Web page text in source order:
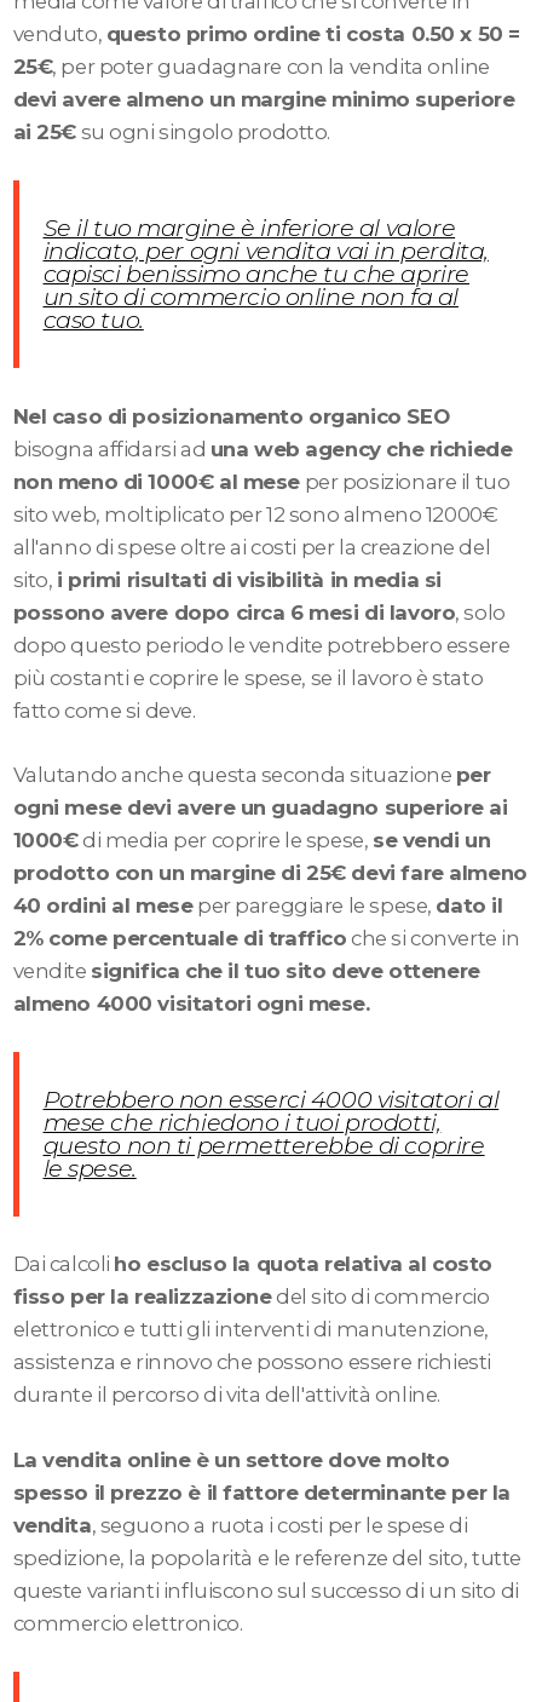
venduto, questo primo ordine ti costa 0.50 x 50 =
25€, per poter guadagnare con la vendita online
devi avere almeno un margine minimo superiore
ai 25€su ogni singolo prodotto.
Se il tuo margine è inferiore al valore
indicato, per ogni vendita vai in perdita,
capisci benissimo anche tu che aprire
un sito di commercio online non fa al
caso tuo.
Nel caso di posizionamento organico SEO
bisogna affidarsi ad una web agency che richiede
non meno di 1000€ al mese per posizionare il tuo
sito web, moltiplicato per 12 sono almeno 12000€
all'anno di spese oltre ai costi per la creazione del
sito, i primi risultati di visibilità in media si
possono avere dopo circa 6 mesi di lavoro, solo
dopo questo periodo le vendite potrebbero essere
più costanti e coprire le spese, se il lavoro è stato
fatto come si deve.
Valutando anche questa seconda situazione per
ogni mese devi avere un guadagno superiore ai
1000€di media per coprire le spese, se vendi un
prodotto con un margine di 25€ devi fare almeno
40 ordini al meseper pareggiare le spese, dato il
2% come percentuale di traffico che si converte in
vendite significa che il tuo sito deve ottenere
almeno 4000 visitatori ogni mese.
Potrebbero non esserci 4000 visitatori al
mese che richiedono i tuoi prodotti,
questo non ti permetterebbe di coprire
le spese.
Dai calcoli ho escluso la quota relativa al costo
fisso per la realizzazionedel sito di commercio
elettronico e tutti gli interventi di manutenzione,
assistenza e rinnovo che possono essere richiesti
durante il percorso di vita dell'attività online.
La vendita online è un settore dove molto
spesso il prezzo è il fattore determinante per la
vendita, seguono a ruota i costi per le spese di
spedizione, la popolarità e le referenze del sito, tutte
queste varianti influiscono sul successo di un sito di
commercio elettronico.